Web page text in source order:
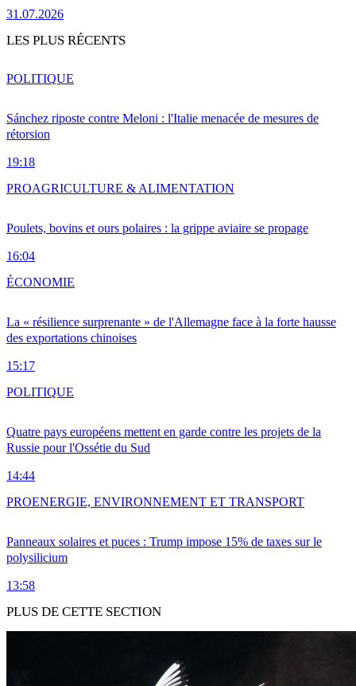
31.07.2026
LES PLUS RÉCENTS
Sánchez riposte contre Meloni : l'Italie menacée de mesures de
rétorsion
19:18
POLITIQUE
Poulets, bovins et ours polaires : la grippe aviaire se propage
16:04
PROAGRICULTURE & ALIMENTATION
La « résilience surprenante » de l'Allemagne face à la forte hausse
des exportations chinoises
15:17
ÉCONOMIE
Quatre pays européens mettent en garde contre les projets de la
Russie pour l'Ossétie du Sud
14:44
POLITIQUE
Panneaux solaires et puces : Trump impose 15% de taxes sur le
polysilicium
13:58
PROENERGIE, ENVIRONNEMENT ET TRANSPORT
PLUS DE CETTE SECTION